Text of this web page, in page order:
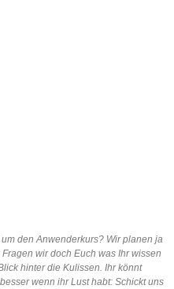
den Anwenderkurs? Wir planen ja
wir doch Euch was Ihr wissen
hinter die Kulissen. Ihr könnt
wenn ihr Lust habt: Schickt uns